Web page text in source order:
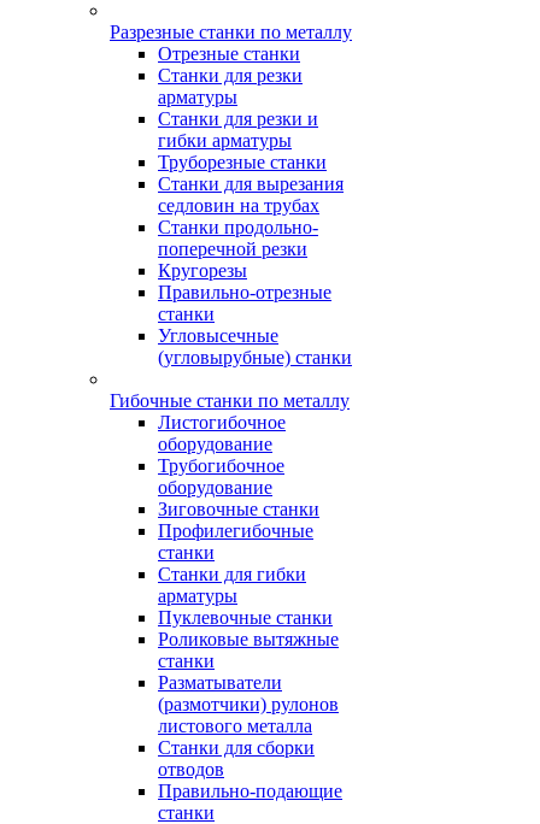
Разрезные станки по металлу
Отрезные станки
Станки для резки
арматуры
Станки для резки и
гибки арматуры
Труборезные станки
Станки для вырезания
седловин на трубаx
Станки продольно-
поперечной резки
Кругорезы
Правильно-отрезные
станки
Угловысечные
(угловырубные) станки
Гибочные станки по металлу
Листогибочное
оборудование
Трубогибочное
оборудование
Зиговочные станки
Профилегибочные
станки
Станки для гибки
арматуры
Пуклевочные станки
Роликовые вытяжные
станки
Разматыватели
(размотчики) рулонов
листового металла
Станки для сборки
отводов
Правильно-подающие
станки